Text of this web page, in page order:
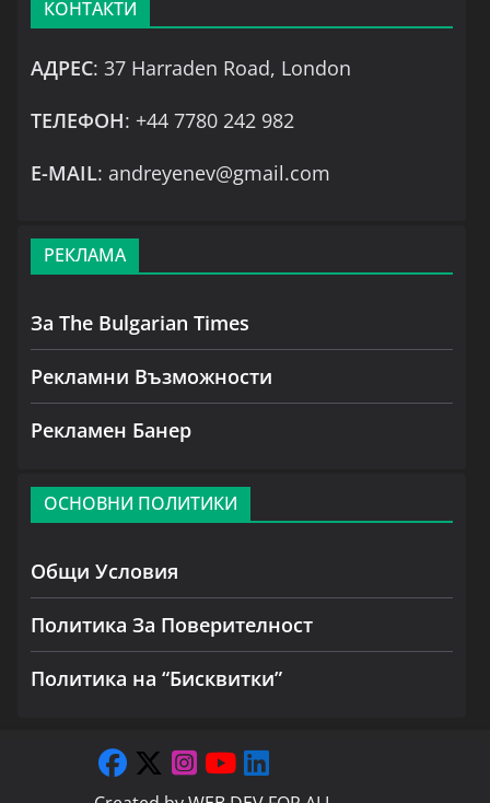
КОНТАКТИ
АДРЕС: 37 Harraden Road, London
ТЕЛЕФОН: +44 7780 242 982
Е-MAIL: andreyenev@gmail.com
РЕКЛАМА
За The Bulgarian Times
Рекламни Възможности
Рекламен Банер
ОСНОВНИ ПОЛИТИКИ
Общи Условия
Политика За Поверителност
Политика на “Бисквитки”